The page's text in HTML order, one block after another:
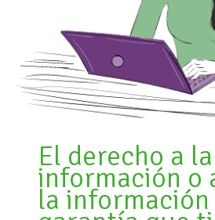
El derecho a la
información o
la información